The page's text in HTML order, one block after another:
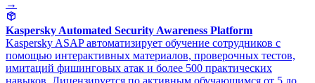
→
Kaspersky Automated Security Awareness Platform
Kaspersky ASAP автоматизирует обучение сотрудников с
помощью интерактивных материалов, проверочных тестов,
имитаций фишинговых атак и более 500 практических